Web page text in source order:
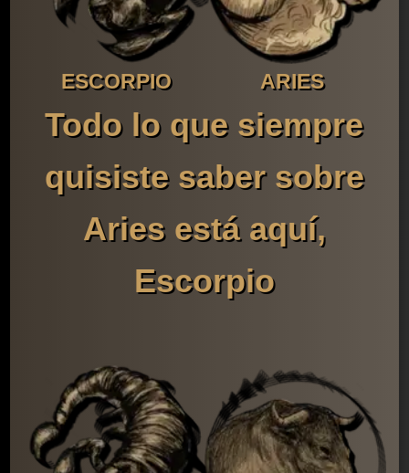
ESCORPIO ARIES
Todo lo que siempre
quisiste saber sobre
Aries está aquí,
Escorpio